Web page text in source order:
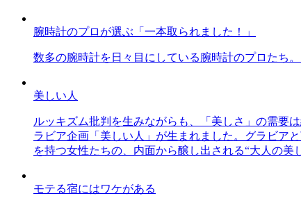
腕時計のプロが選ぶ「一本取られました！」
数多の腕時計を日々目にしている腕時計のプロたち
美しい人
ルッキズム批判を生みながらも、「美しさ」の需要
ラビア企画「美しい人」が生まれました。グラビア
を持つ女性たちの、内面から醸し出される“大人の美
モテる宿にはワケがある